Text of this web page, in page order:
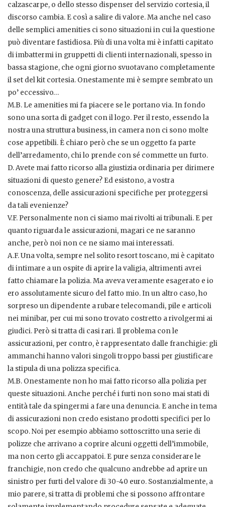
calzascarpe, o dello stesso dispenser del servizio cortesia, il
discorso cambia. E così a salire di valore. Ma anche nel caso
delle semplici amenities ci sono situazioni in cui la questione
può diventare fastidiosa. Più di una volta mi è infatti capitato
di imbattermi in gruppetti di clienti internazionali, spesso in
bassa stagione, che ogni giorno svuotavano completamente
il set del kit cortesia. Onestamente mi è sempre sembrato un
po’ eccessivo…
M.B. Le amenities mi fa piacere se le portano via. In fondo
sono una sorta di gadget con il logo. Per il resto, essendo la
nostra una struttura business, in camera non ci sono molte
cose appetibili. È chiaro però che se un oggetto fa parte
dell’arredamento, chi lo prende con sé commette un furto.
D. Avete mai fatto ricorso alla giustizia ordinaria per dirimere
situazioni di questo genere? Ed esistono, a vostra
conoscenza, delle assicurazioni specifiche per proteggersi
da tali evenienze?
V.F. Personalmente non ci siamo mai rivolti ai tribunali. E per
quanto riguarda le assicurazioni, magari ce ne saranno
anche, però noi non ce ne siamo mai interessati.
A.F. Una volta, sempre nel solito resort toscano, mi è capitato
di intimare a un ospite di aprire la valigia, altrimenti avrei
fatto chiamare la polizia. Ma aveva veramente esagerato e io
ero assolutamente sicuro del fatto mio. In un altro caso, ho
sorpreso un dipendente a rubare telecomandi, pile e articoli
nei minibar, per cui mi sono trovato costretto a rivolgermi ai
giudici. Però si tratta di casi rari. Il problema con le
assicurazioni, per contro, è rappresentato dalle franchigie: gli
ammanchi hanno valori singoli troppo bassi per giustificare
la stipula di una polizza specifica.
M.B. Onestamente non ho mai fatto ricorso alla polizia per
queste situazioni. Anche perché i furti non sono mai stati di
entità tale da spingermi a fare una denuncia. E anche in tema
di assicurazioni non credo esistano prodotti specifici per lo
scopo. Noi per esempio abbiamo sottoscritto una serie di
polizze che arrivano a coprire alcuni oggetti dell’immobile,
ma non certo gli accappatoi. E pure senza considerare le
franchigie, non credo che qualcuno andrebbe ad aprire un
sinistro per furti del valore di 30-40 euro. Sostanzialmente, a
mio parere, si tratta di problemi che si possono affrontare